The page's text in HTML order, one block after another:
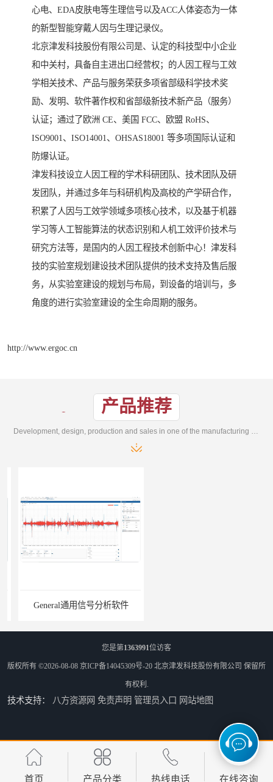
心电、EDA皮肤电等生理信号以及ACC人体姿态为一体
的新型智能穿戴人因与生理记录仪。
北京津发科技股份有限公司是、认定的科技型中小企业
和中关村，具备自主进出口经营权；的人因工程与工效
学相关技术、产品与服务荣获多项省部级科学技术奖
励、发明、软件著作权和省部级新技术新产品（服务）
认证；通过了欧洲 CE、美国 FCC、欧盟 RoHS、
ISO9001、ISO14001、OHSAS18001 等多项国际认证和
防爆认证。
津发科技设立人因工程的学术科研团队、技术团队及研
发团队，并通过多年与科研机构及高校的产学研合作，
积累了人因与工效学领域多项核心技术，以及基于机器
学习等人工智能算法的状态识别和人机工效评价技术与
研究方法等，是国内的人因工程技术创新中心！津发科
技的实验室规划建设技术团队提供的技术支持及售后服
务，从实验室建设的规划与布局，到设备的培训与，多
角度的进行实验室建设的全生命周期的服务。
http://www.ergoc.cn
产品推荐
Development, design, production and sales in one of the manufacturing enterprises
General通用信号分析软件
ErgoLAB人机环境同步云平台 OMS材料物理光学属性测量仪
您是第1363991位访客
版权所有 ©2026-08-08 京ICP备14045309号-20 北京津发科技股份有限公司 保留所
有权利.
技术支持： 八方资源网 免责声明 管理员入口 网站地图
首页 产品分类 热线电话 在线咨询